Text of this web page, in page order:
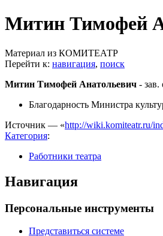
Митин Тимофей
Материал из КОМИТЕАТР
Перейти к: навигация, поиск
Митин Тимофей Анатольевич - зав.
Благодарность Министра
Источник — «http://wiki.komiteatr.ru/
Категория:
Работники театра
Навигация
Персональные инструменты
Представиться системе